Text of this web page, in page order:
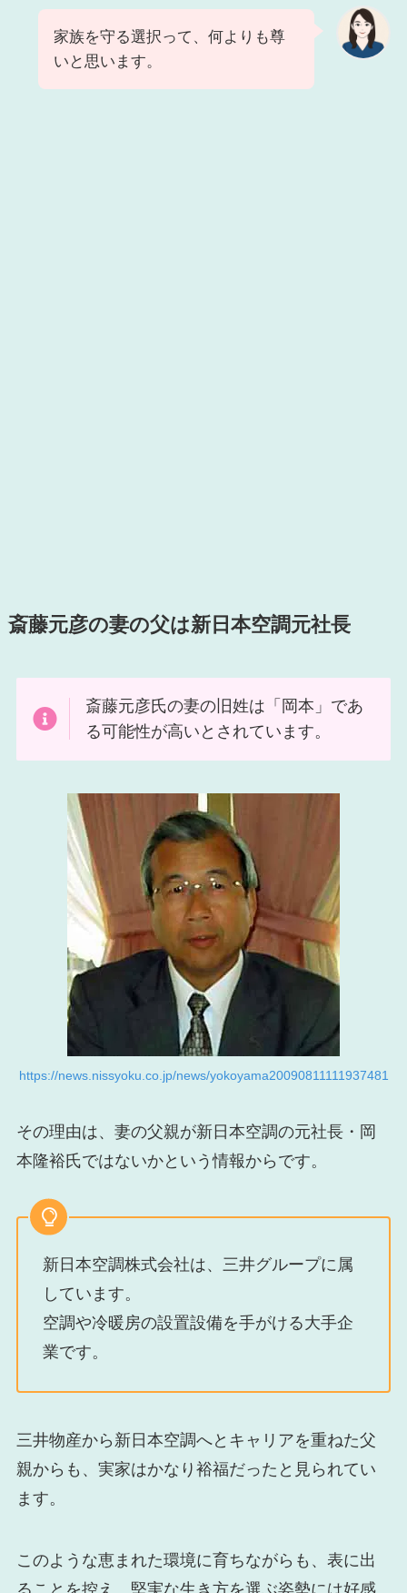
家族を守る選択って、何よりも尊
いと思います。
斎藤元彦の妻の父は新日本空調元社長
斎藤元彦氏の妻の旧姓は「岡本」であ
る可能性が高いとされています。
https://news.nissyoku.co.jp/news/yokoyama20090811111937481
その理由は、妻の父親が新日本空調の元社長・岡
本隆裕氏ではないかという情報からです。
新日本空調株式会社は、三井グループに属
しています。
空調や冷暖房の設置設備を手がける大手企
業です。
三井物産から新日本空調へとキャリアを重ねた父
親からも、実家はかなり裕福だったと見られてい
ます。
このような恵まれた環境に育ちながらも、表に出
ることを控え、堅実な生き方を選ぶ姿勢には好感